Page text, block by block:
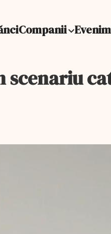
Companii
scenariu